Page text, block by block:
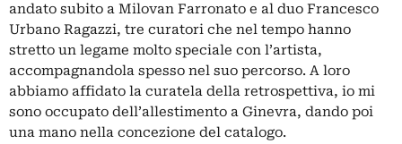
andato subito a Milovan Farronato e al duo Francesco
Urbano Ragazzi, tre curatori che nel tempo hanno
stretto un legame molto speciale con l’artista,
accompagnandola spesso nel suo percorso. A loro
abbiamo affidato la curatela della retrospettiva, io mi
sono occupato dell’allestimento a Ginevra, dando poi
una mano nella concezione del catalogo.